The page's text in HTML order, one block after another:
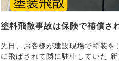
塗料飛散事故は保険で補償さ
先日、お客様が建設現場で塗装をしてい
に飛ば